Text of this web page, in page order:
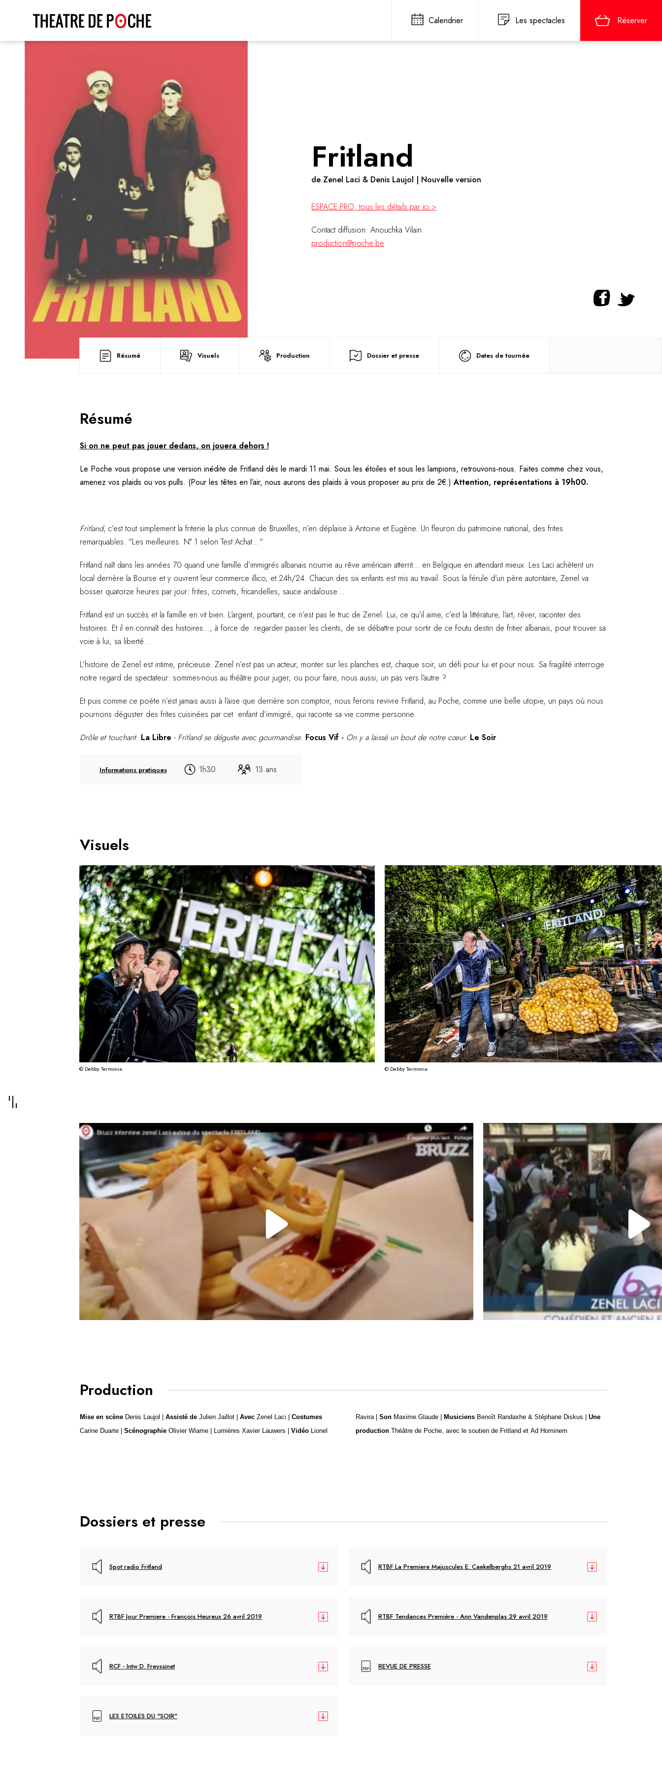
Calendrier Les spectacles Réserver
Fritland
de Zenel Laci & Denis Laujol | Nouvelle version
ESPACE PRO, tous les détails par ici >
Contact diffusion: Anouchka Vilain
production@poche.be
Résumé Visuels Production Dossier et presse Dates de tournée
Résumé
Si on ne peut pas jouer dedans, on jouera dehors !
Le Poche vous propose une version inédite de Fritland dès le mardi 11 mai. Sous les étoiles et sous les lampions, retrouvons-nous. Faites comme chez vous,
amenez vos plaids ou vos pulls. (Pour les têtes en l’air, nous aurons des plaids à vous proposer au prix de 2€.)Attention, représentations à 19h00.
Fritland, c’est tout simplement la friterie la plus connue de Bruxelles, n’en déplaise à Antoine et Eugène. Un fleuron du patrimoine national, des frites
remarquables. "Les meilleures. N° 1 selon Test Achat..."
Fritland naît dans les années 70 quand une famille d’immigrés albanais nourrie au rêve américain atterrit… en Belgique en attendant mieux. Les Laci achètent un
local derrière la Bourse et y ouvrent leur commerce illico, et 24h/24. Chacun des six enfants est mis au travail. Sous la férule d’un père autoritaire, Zenel va
bosser quatorze heures par jour: frites, cornets, fricandelles, sauce andalouse…
Fritland est un succès et la famille en vit bien. L’argent, pourtant, ce n’est pas le truc de Zenel. Lui, ce qu’il aime, c’est la littérature, l’art, rêver, raconter des
histoires. Et il en connaît des histoires…, à force de regarder passer les clients, de se débattre pour sortir de ce foutu destin de fritier albanais, pour trouver sa
voie à lui, sa liberté…
L’histoire de Zenel est intime, précieuse. Zenel n’est pas un acteur, monter sur les planches est, chaque soir, un défi pour lui et pour nous. Sa fragilité interroge
notre regard de spectateur: sommes-nous au théâtre pour juger, ou pour faire, nous aussi, un pas vers l’autre ?
Et puis comme ce poète n’est jamais aussi à l’aise que derrière son comptoir, nous ferons revivre Fritland, au Poche, comme une belle utopie, un pays où nous
pourrions déguster des frites cuisinées par cet enfant d’immigré, qui raconte sa vie comme personne.
Drôle et touchant. La Libre - Fritland se déguste avec gourmandise. Focus Vif - On y a laissé un bout de notre cœur. Le Soir
Informations pratiques 1h30 13 ans
Visuels
© Debby Termonia © Debby Termonia
Production
Mise en scèneDenis Laujol | Assisté deJulien Jaillot | Avec Zenel Laci | Costumes
Carine Duarte | Scénographie Olivier Wiame | Lumières Xavier Lauwers | Vidéo Lionel
Ravira | Son Maxime Glaude | Musiciens Benoît Randaxhe & Stéphane Diskus | Une
production Théâtre de Poche, avec le soutien de Fritland et Ad Hominem
Dossiers et presse
Spot radio Fritland RTBF La Premiere Majuscules E. Caekelberghs 21 avril 2019
RTBF Jour Premiere - François Heureux 26 avril 2019 RTBF Tendances Première - Ann Vandenplas 29 avril 2019
RCF - Intw D. Freyssinet REVUE DE PRESSE
LES ETOILES DU "SOIR"